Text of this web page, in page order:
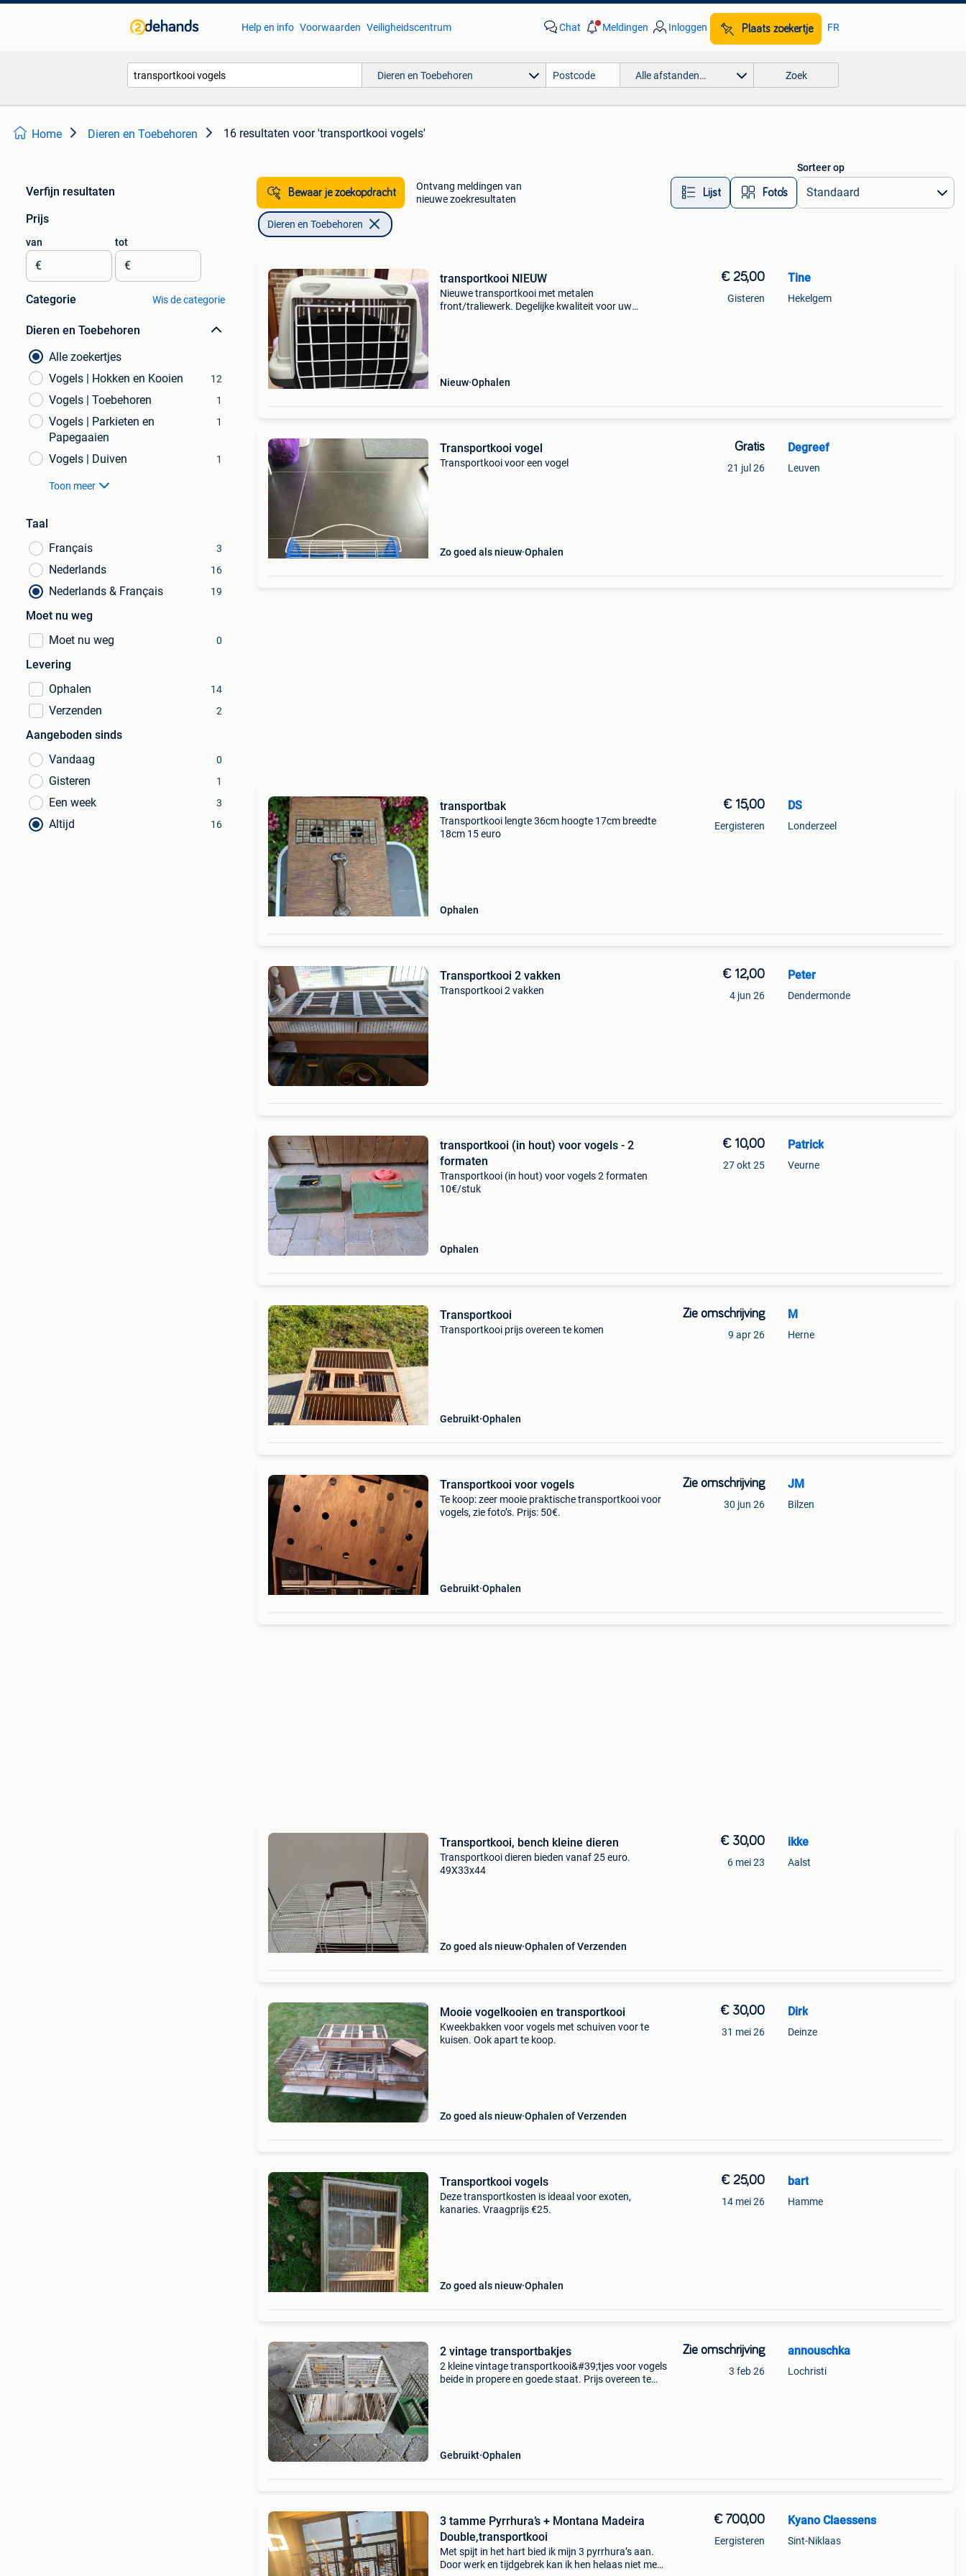
Help en info Voorwaarden Veiligheidscentrum Chat Meldingen Inloggen Plaats zoekertje FR
Dieren en Toebehoren Alle afstanden… Zoek
Home Dieren en Toebehoren 16 resultaten voor 'transportkooi vogels'
Verfijn resultaten
Prijs
van
€
tot
€
Categorie Wis de categorie
Dieren en Toebehoren
Alle zoekertjes
Vogels | Hokken en Kooien
12
Vogels | Toebehoren 1
Vogels | Parkieten en
Papegaaien
1
Vogels | Duiven 1
Toon meer
Taal
Français
3
Nederlands 16
Nederlands & Français 19
Moet nu weg
Moet nu weg
0
Levering
Ophalen
14
Verzenden 2
Aangeboden sinds
Vandaag
0
Gisteren 1
Een week 3
Altijd 16
Bewaar je zoekopdracht
Ontvang meldingen van
nieuwe zoekresultaten
Lijst Foto’s
Sorteer op
Dieren en Toebehoren
transportkooi NIEUW
Nieuwe transportkooi met metalen
front/traliewerk. Degelijke kwaliteit voor uw
Nieuw Ophalen
€ 25,00
Gisteren
Tine
Hekelgem
Transportkooi vogel
Transportkooi voor een vogel
Zo goed als nieuw Ophalen
Gratis
21 jul 26
Degreef
Leuven
transportbak
Transportkooi lengte 36cm hoogte 17cm breedte
18cm 15 euro
Ophalen
€ 15,00
Eergisteren
DS
Londerzeel
Transportkooi 2 vakken
Transportkooi 2 vakken
€ 12,00
4 jun 26
Peter
Dendermonde
transportkooi (in hout) voor vogels - 2
formaten
Transportkooi (in hout) voor vogels 2 formaten
10€/stuk
Ophalen
€ 10,00
27 okt 25
Patrick
Veurne
Transportkooi
Transportkooi prijs overeen te komen
Gebruikt Ophalen
Zie omschrijving
9 apr 26
M
Herne
Transportkooi voor vogels
Te koop: zeer mooie praktische transportkooi voor
vogels, zie foto’s. Prijs: 50€.
Gebruikt Ophalen
Zie omschrijving
30 jun 26
JM
Bilzen
Transportkooi, bench kleine dieren
Transportkooi dieren bieden vanaf 25 euro.
49X33x44
Zo goed als nieuw Ophalen of Verzenden
€ 30,00
6 mei 23
ikke
Aalst
Mooie vogelkooien en transportkooi
Kweekbakken voor vogels met schuiven voor te
kuisen. Ook apart te koop.
Zo goed als nieuw Ophalen of Verzenden
€ 30,00
31 mei 26
Dirk
Deinze
Transportkooi vogels
Deze transportkosten is ideaal voor exoten,
kanaries. Vraagprijs €25.
Zo goed als nieuw Ophalen
€ 25,00
14 mei 26
bart
Hamme
2 vintage transportbakjes
2 kleine vintage transportkooi&#39;tjes voor vogels
beide in propere en goede staat. Prijs overeen te
Gebruikt Ophalen
Zie omschrijving
3 feb 26
annouschka
Lochristi
3 tamme Pyrrhura’s + Montana Madeira
Double,transportkooi
Met spijt in het hart bied ik mijn 3 pyrrhura’s aan.
Door werk en tijdgebrek kan ik hen helaas niet meer
€ 700,00
Eergisteren
Kyano Claessens
Sint-Niklaas